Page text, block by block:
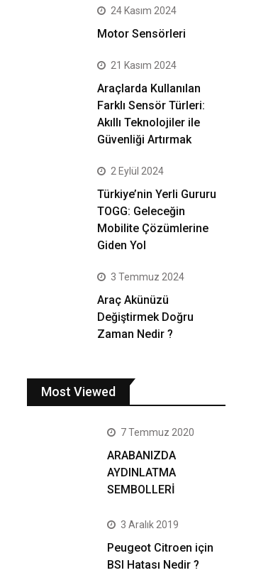
24 Kasım 2024
Motor Sensörleri
21 Kasım 2024
Araçlarda Kullanılan
Farklı Sensör Türleri:
Akıllı Teknolojiler ile
Güvenliği Artırmak
2 Eylül 2024
Türkiye’nin Yerli Gururu
TOGG: Geleceğin
Mobilite Çözümlerine
Giden Yol
3 Temmuz 2024
Araç Akünüzü
Değiştirmek Doğru
Zaman Nedir ?
Most Viewed
7 Temmuz 2020
ARABANIZDA
AYDINLATMA
SEMBOLLERİ
3 Aralık 2019
Peugeot Citroen için
BSI Hatası Nedir ?